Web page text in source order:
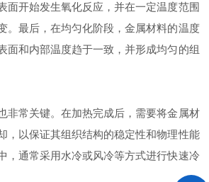
面开始发生氧化反应，并在一定温度范围
。最后，在均匀化阶段，金属材料的温度
面和内部温度趋于一致，并形成均匀的组
常关键。在加热完成后，需要将金属材
，以保证其组织结构的稳定性和物理性能
，通常采用水冷或风冷等方式进行快速冷